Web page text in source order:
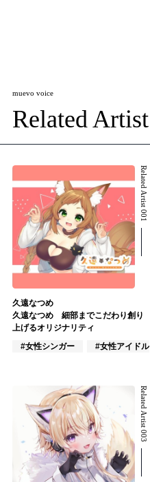
muevo voice
Related Artist
Related Artist 001
久遠なつめ
久遠なつめ 細部までこだわり創り
上げるオリジナリティ
#女性シンガー
#女性アイドル
Related Artist 003